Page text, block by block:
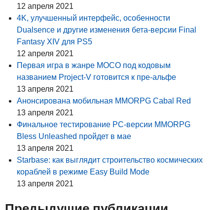
12 апреля 2021
4K, улучшенный интерфейс, особенности
Dualsence и другие изменения бета-версии Final
Fantasy XIV для PS5
12 апреля 2021
Первая игра в жанре MOCO под кодовым
названием Project-V готовится к пре-альфе
13 апреля 2021
Анонсирована мобильная MMORPG Cabal Red
13 апреля 2021
Финальное тестирование PC-версии MMORPG
Bless Unleashed пройдет в мае
13 апреля 2021
Starbase: как выглядит строительство космических
кораблей в режиме Easy Build Mode
13 апреля 2021